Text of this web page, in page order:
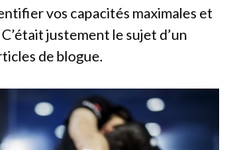
vos capacités maximales et
justement le sujet d’un
de blogue.